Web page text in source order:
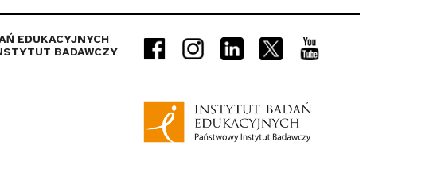
EDUKACYJNYCH
BADAWCZY